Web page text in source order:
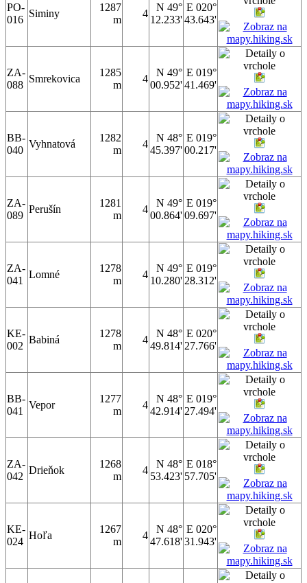
PO-
016
Siminy
1287
m
4
N 49°
12.233'
E 020°
43.643'
ZA-
088
Smrekovica
1285
m
4
N 49°
00.952'
E 019°
41.469'
BB-
040
Vyhnatová
1282
m
4
N 48°
45.397'
E 019°
00.217'
ZA-
089
Perušín
1281
m
4
N 49°
00.864'
E 019°
09.697'
ZA-
041
Lomné
1278
m
4
N 49°
10.280'
E 019°
28.312'
KE-
002
Babiná
1278
m
4
N 48°
49.814'
E 020°
27.766'
BB-
041
Vepor
1277
m
4
N 48°
42.914'
E 019°
27.494'
ZA-
042
Drieňok
1268
m
4
N 48°
53.423'
E 018°
57.705'
KE-
024
Hoľa
1267
m
4
N 48°
47.618'
E 020°
31.943'